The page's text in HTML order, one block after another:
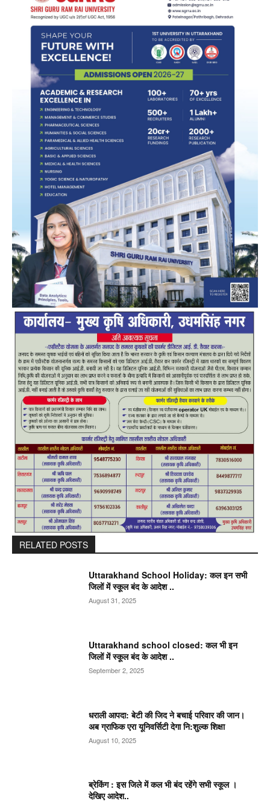
RELATED POSTS
Uttarakhand School Holiday: कल इन सभी
जिलों में स्कूल बंद के आदेश ..
August 31, 2025
Uttarakhand school closed: कल भी इन
जिलों में स्कूल बंद के आदेश ..
September 2, 2025
धराली आपदा: बेटी की जिद ने बचाई परिवार की जान।
अब ग्राफिक एरा यूनिवर्सिटी देगा नि:शुल्क शिक्षा
August 10, 2025
ब्रेकिंग : इस जिले में कल भी बंद रहेंगे सभी स्कूल ।
देखिए आदेश..